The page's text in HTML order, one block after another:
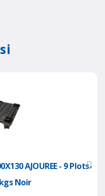
AJOUREE - 9 Plots-
Noir